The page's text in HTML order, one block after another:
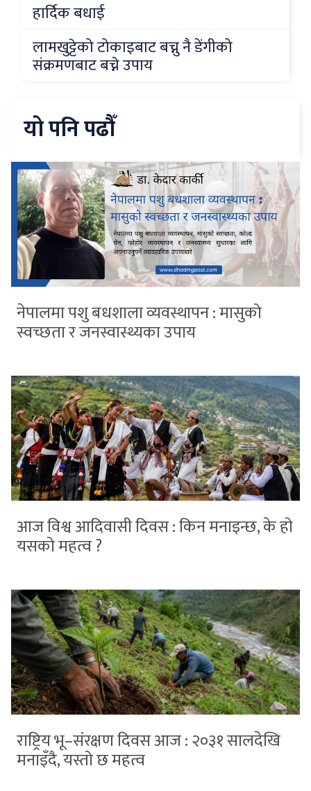
हार्दिक बधाई
लामखुट्टेको टोकाइबाट बच्नु नै डेंगीको
संक्रमणबाट बच्ने उपाय
यो पनि पढौँ
नेपालमा पशु बधशाला व्यवस्थापन : मासुको
स्वच्छता र जनस्वास्थ्यका उपाय
आज विश्व आदिवासी दिवस : किन मनाइन्छ, के हो
यसको महत्व ?
राष्ट्रिय भू–संरक्षण दिवस आज : २०३१ सालदेखि
मनाइँदै, यस्तो छ महत्व